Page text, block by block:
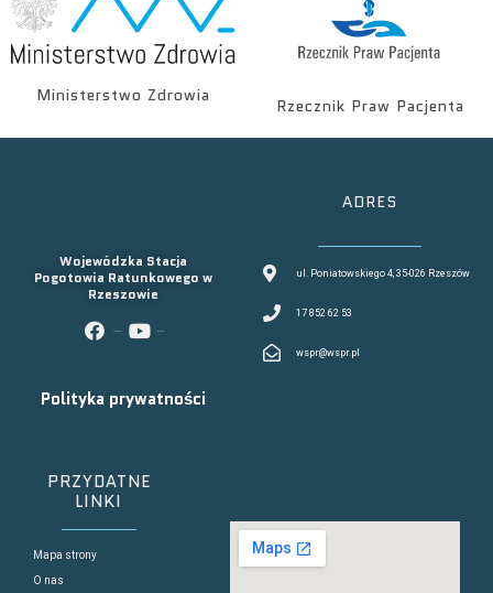
Ministerstwo Zdrowia
Rzecznik Praw Pacjenta
Wojewódzka Stacja
Pogotowia Ratunkowego w
Rzeszowie
Polityka prywatności
ADRES
ul. Poniatowskiego 4, 35-026 Rzeszów
17 852 62 53
wspr@wspr.pl
PRZYDATNE
LINKI
Mapa strony
O nas